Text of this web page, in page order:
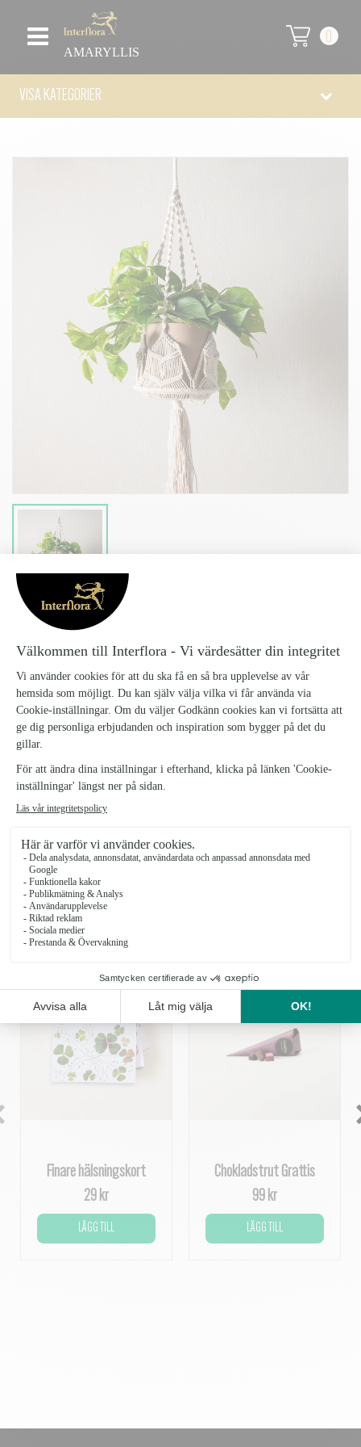
AMARYLLIS
0
VISA KATEGORIER
GULLRANKA
389 kr
Antal
LÄGG TILL DET LILLA EXTRA
Finare hälsningskort
29 kr
LÄGG TILL
Chokladstrut Grattis
99 kr
LÄGG TILL